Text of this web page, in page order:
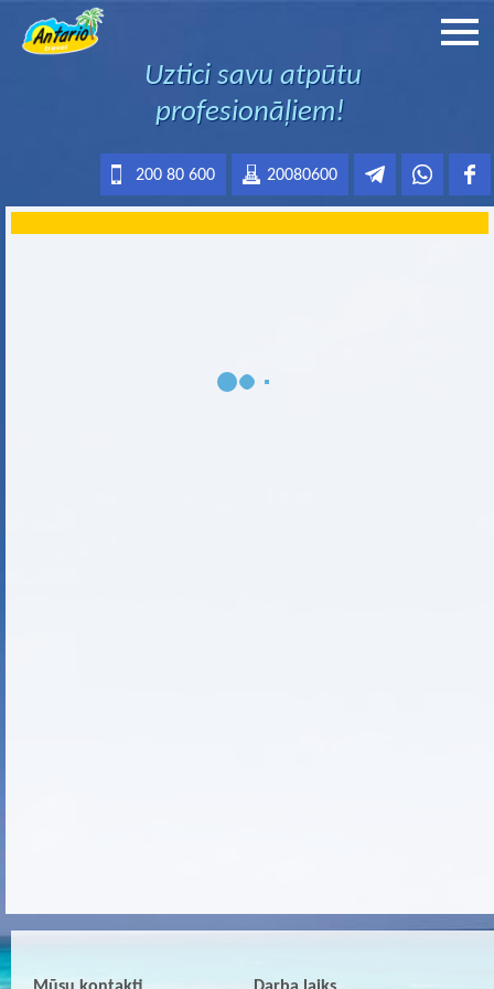
Uztici savu atpūtu
profesionāļiem!
20080600
200 80 600